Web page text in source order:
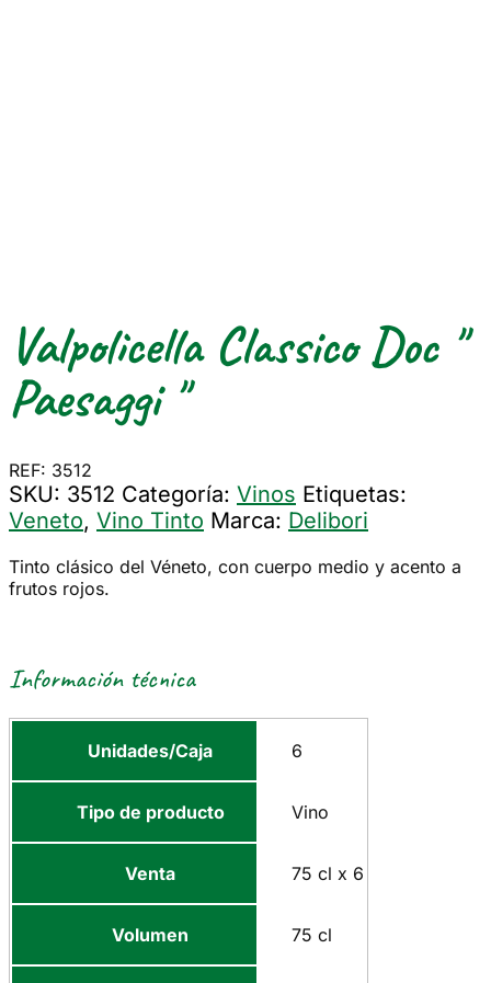
Valpolicella Classico Doc "
Paesaggi "
REF: 3512
SKU: 3512 Categoría: Vinos Etiquetas:
Veneto, Vino Tinto Marca: Delibori
Tinto clásico del Véneto, con cuerpo medio y acento a
frutos rojos.
Información técnica
Unidades/Caja 6
Tipo de producto Vino
Venta 75 cl x 6
Volumen 75 cl